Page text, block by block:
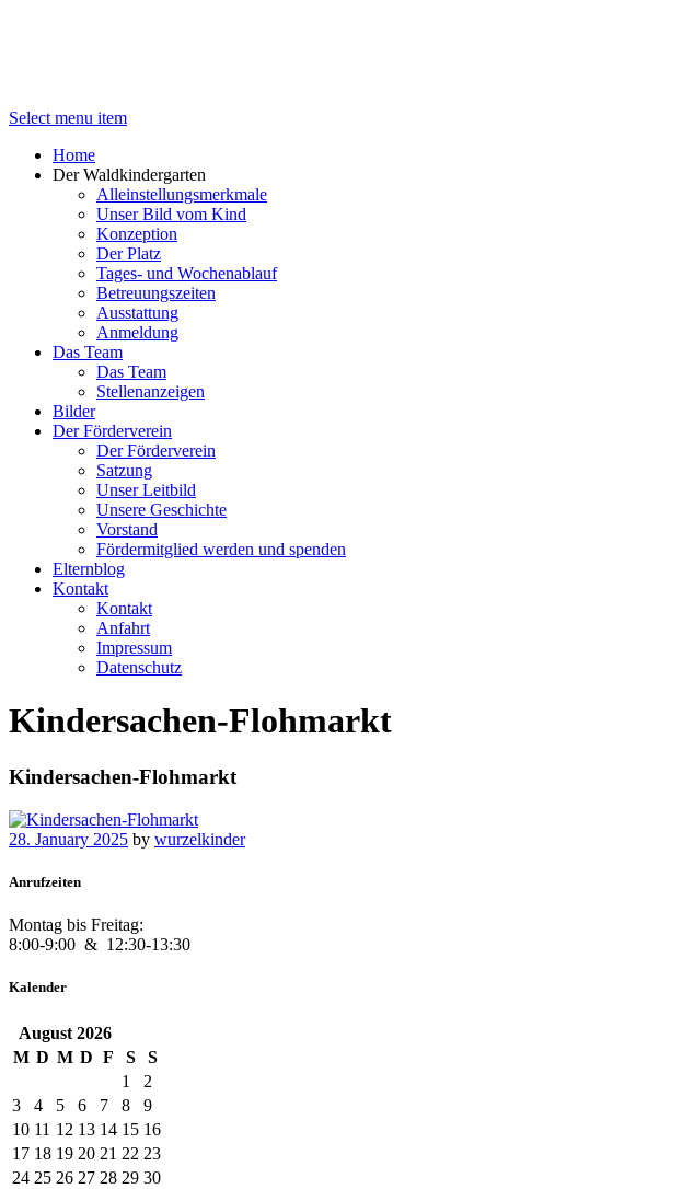
Select menu item
Home
Der Waldkindergarten
Alleinstellungsmerkmale
Unser Bild vom Kind
Konzeption
Der Platz
Tages- und Wochenablauf
Betreuungszeiten
Ausstattung
Anmeldung
Das Team
Das Team
Stellenanzeigen
Bilder
Der Förderverein
Der Förderverein
Satzung
Unser Leitbild
Unsere Geschichte
Vorstand
Fördermitglied werden und spenden
Elternblog
Kontakt
Kontakt
Anfahrt
Impressum
Datenschutz
Kindersachen-Flohmarkt
Kindersachen-Flohmarkt
28. January 2025 by wurzelkinder
Anrufzeiten
Montag bis Freitag:
8:00-9:00 & 12:30-13:30
Kalender
August 2026
M D M D F S
S
1
2
3
4 5 6 7 8
9
10 11 12 13 14 15 16
17 18 19 20 21 22 23
24 25 26 27 28 29 30